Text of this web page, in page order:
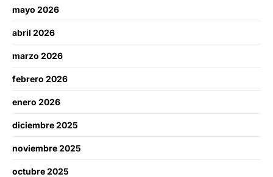
mayo 2026
abril 2026
marzo 2026
febrero 2026
enero 2026
diciembre 2025
noviembre 2025
octubre 2025